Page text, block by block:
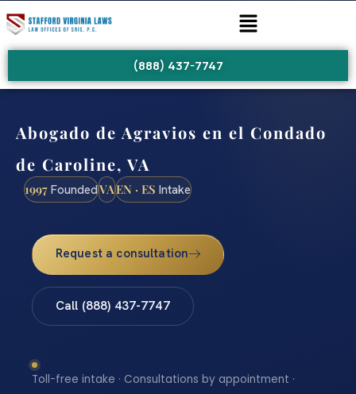
(888) 437-7747
Abogado de Agravios en el Condado
de Caroline, VA
1997 FoundedVAEN · ES Intake
Request a consultation
Call (888) 437-7747
Toll-free intake · Consultations by appointment ·